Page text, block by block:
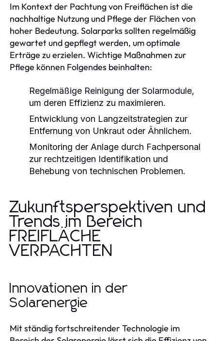
Im Kontext der Pachtung von Freiflächen ist die
nachhaltige Nutzung und Pflege der Flächen von
hoher Bedeutung. Solarparks sollten regelmäßig
gewartet und gepflegt werden, um optimale
Erträge zu erzielen. Wichtige Maßnahmen zur
Pflege können Folgendes beinhalten:
Regelmäßige Reinigung der Solarmodule,
um deren Effizienz zu maximieren.
Entwicklung von Langzeitstrategien zur
Entfernung von Unkraut oder Ähnlichem.
Monitoring der Anlage durch Fachpersonal
zur rechtzeitigen Identifikation und
Behebung von technischen Problemen.
Zukunftsperspektiven und
Trends im Bereich
FREIFLÄCHE
VERPACHTEN
Innovationen in der
Solarenergie
Mit ständig fortschreitender Technologie im